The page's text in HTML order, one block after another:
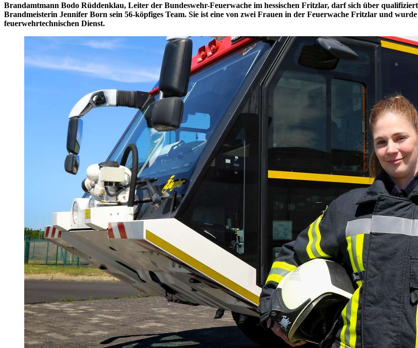
Brandamtmann Bodo Rüddenklau, Leiter der Bundeswehr-Feuerwache im hessischen Fritzlar, darf sich über
Brandmeisterin Jennifer Born sein 56-köpfiges Team. Sie ist eine von zwei Frauen in der Feuerwache Fritzlar und
feuerwehrtechnischen Dienst.